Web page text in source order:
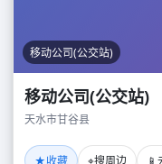
移动公司(公交站)
移动公司(公交站)
天水市甘谷县
★收藏 ⌖搜周边 📱